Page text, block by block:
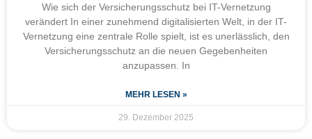
Wie sich der Versicherungsschutz bei IT-Vernetzung
verändert In einer zunehmend digitalisierten Welt, in der IT-
Vernetzung eine zentrale Rolle spielt, ist es unerlässlich, den
Versicherungsschutz an die neuen Gegebenheiten
anzupassen. In
MEHR LESEN »
29. Dezember 2025